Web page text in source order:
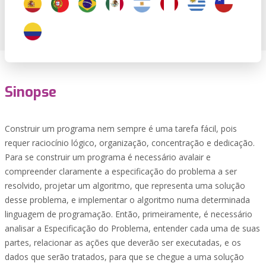
Sinopse
Construir um programa nem sempre é uma tarefa fácil, pois
requer raciocínio lógico, organização, concentração e dedicação.
Para se construir um programa é necessário avalair e
compreender claramente a especificação do problema a ser
resolvido, projetar um algoritmo, que representa uma solução
desse problema, e implementar o algoritmo numa determinada
linguagem de programação. Então, primeiramente, é necessário
analisar a Especificação do Problema, entender cada uma de suas
partes, relacionar as ações que deverão ser executadas, e os
dados que serão tratados, para que se chegue a uma solução